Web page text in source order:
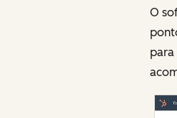
O
para